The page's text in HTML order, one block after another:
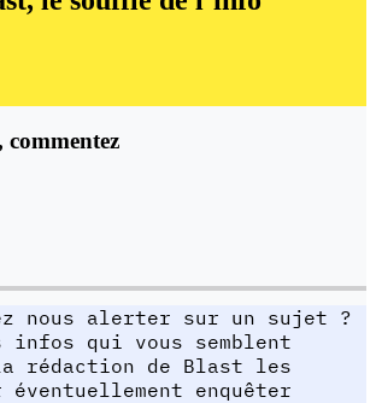
nous alerter sur un sujet ?
infos qui vous semblent
rédaction de Blast les
éventuellement enquêter